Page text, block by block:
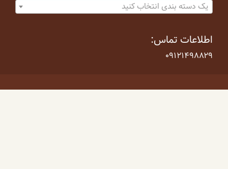
یک دسته بندی انتخاب کنید
اطلاعات تماس:
۰۹۱۲۱۴۹۸۸۲۹